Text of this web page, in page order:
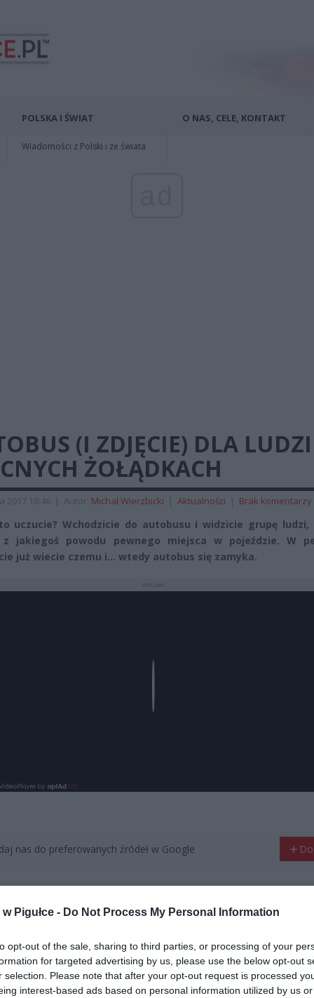
Pigułce - Do Not Process My Personal Information
opt-out of the sale, sharing to third parties, or processing of your
for targeted advertising by us, please use the below opt-out
selection. Please note that after your opt-out request is processed
interest-based ads based on personal information utilized by us
POLSKA I ŚWIAT
Wiadomości z Polski i ze świata
O NAS, CELE, KONTAKT
(I ZDJĘCIE) DLA
ŻOŁĄDKACH
2017 18:46 | Autor: Michał Wierzbicki | Aktualności | Brak komentarzy
uczucie? Wchodzicie do autobusu i widzicie grupę
z jakiegoś powodu pewnego miejsca w pojeździe. W
już wiecie czemu i… wtedy autobus się zamyka.
nas do preferowanych źródeł w Google